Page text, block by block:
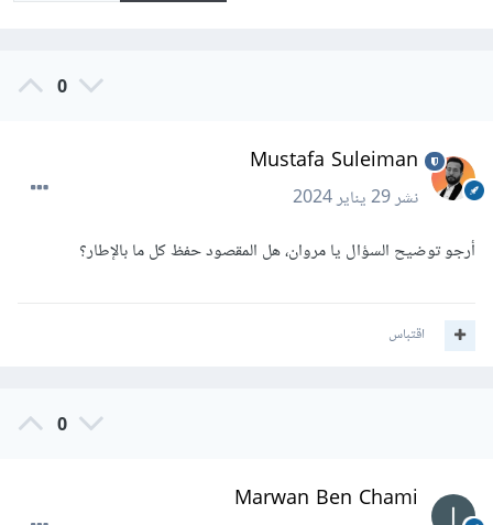
0
Mustafa Suleiman
نشر29 يناير 2024
أرجو توضيح السؤال يا مروان، هل المقصود حفظ كل ما بالإطار؟
اقتباس
0
Marwan Ben Chami